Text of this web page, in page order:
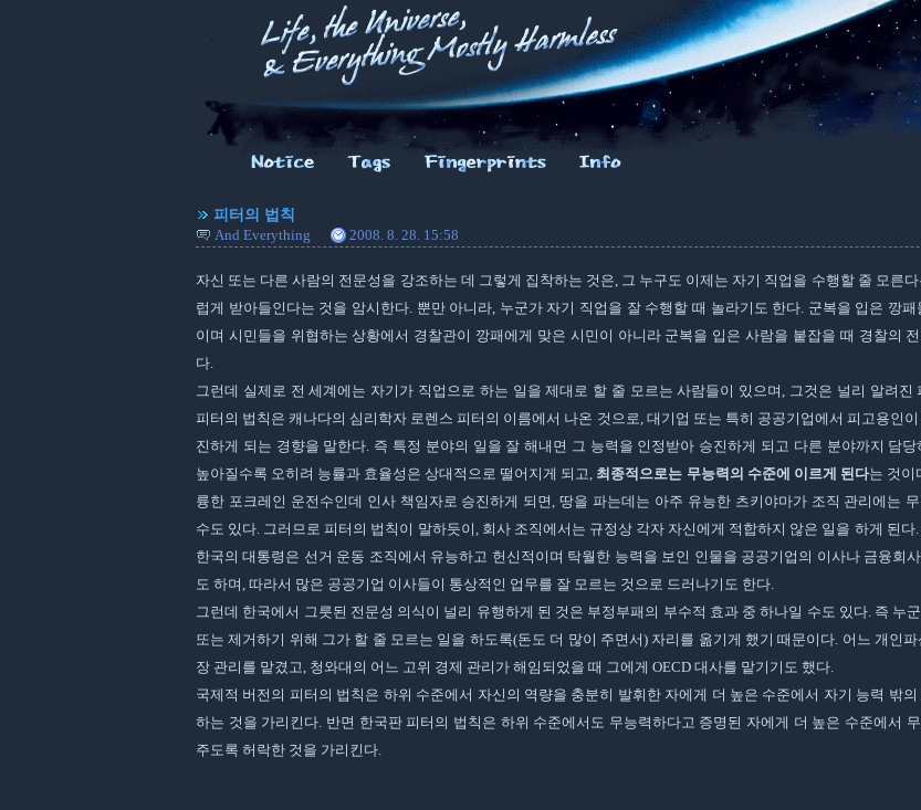
피터의 법칙
And Everything 2008. 8. 28. 15:58
자신 또는 다른 사람의 전문성을 강조하는 데 그렇게 집착하는 것은, 그 누구도 이제는 자기 직업을 수행할 줄 모른
럽게 받아들인다는 것을 암시한다. 뿐만 아니라, 누군가 자기 직업을 잘 수행할 때 놀라기도 한다. 군복을 입은 깡
이며 시민들을 위협하는 상황에서 경찰관이 깡패에게 맞은 시민이 아니라 군복을 입은 사람을 붙잡을 때 경찰의
다.
그런데 실제로 전 세계에는 자기가 직업으로 하는 일을 제대로 할 줄 모르는 사람들이 있으며, 그것은 널리 알려진
피터의 법칙은 캐나다의 심리학자 로렌스 피터의 이름에서 나온 것으로, 대기업 또는 특히 공공기업에서 피고용인
진하게 되는 경향을 말한다. 즉 특정 분야의 일을 잘 해내면 그 능력을 인정받아 승진하게 되고 다른 분야까지 담
높아질수록 오히려 능률과 효율성은 상대적으로 떨어지게 되고, 최종적으로는 무능력의 수준에 이르게 된다는 것이
륭한 포크레인 운전수인데 인사 책임자로 승진하게 되면, 땅을 파는데는 아주 유능한 츠키야마가 조직 관리에는
수도 있다. 그러므로 피터의 법칙이 말하듯이, 회사 조직에서는 규정상 각자 자신에게 적합하지 않은 일을 하게 된다
한국의 대통령은 선거 운동 조직에서 유능하고 헌신적이며 탁월한 능력을 보인 인물을 공공기업의 이사나 금융회
도 하며, 따라서 많은 공공기업 이사들이 통상적인 업무를 잘 모르는 것으로 드러나기도 한다.
그런데 한국에서 그릇된 전문성 의식이 널리 유행하게 된 것은 부정부패의 부수적 효과 중 하나일 수도 있다. 즉 누
또는 제거하기 위해 그가 할 줄 모르는 일을 하도록(돈도 더 많이 주면서) 자리를 옮기게 했기 때문이다. 어느 개인파
장 관리를 맡겼고, 청와대의 어느 고위 경제 관리가 해임되었을 때 그에게 OECD 대사를 맡기기도 했다.
국제적 버전의 피터의 법칙은 하위 수준에서 자신의 역량을 충분히 발휘한 자에게 더 높은 수준에서 자기 능력 밖
하는 것을 가리킨다. 반면 한국판 피터의 법칙은 하위 수준에서도 무능력하다고 증명된 자에게 더 높은 수준에서
주도록 허락한 것을 가리킨다.